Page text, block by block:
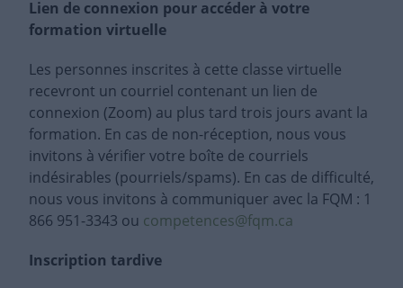
Lien de connexion pour accéder à votre
formation virtuelle
Les personnes inscrites à cette classe virtuelle
recevront un courriel contenant un lien de
connexion (Zoom) au plus tard trois jours avant la
formation. En cas de non-réception, nous vous
invitons à vérifier votre boîte de courriels
indésirables (pourriels/spams). En cas de difficulté,
nous vous invitons à communiquer avec la FQM : 1
866 951-3343 ou competences@fqm.ca
Inscription tardive